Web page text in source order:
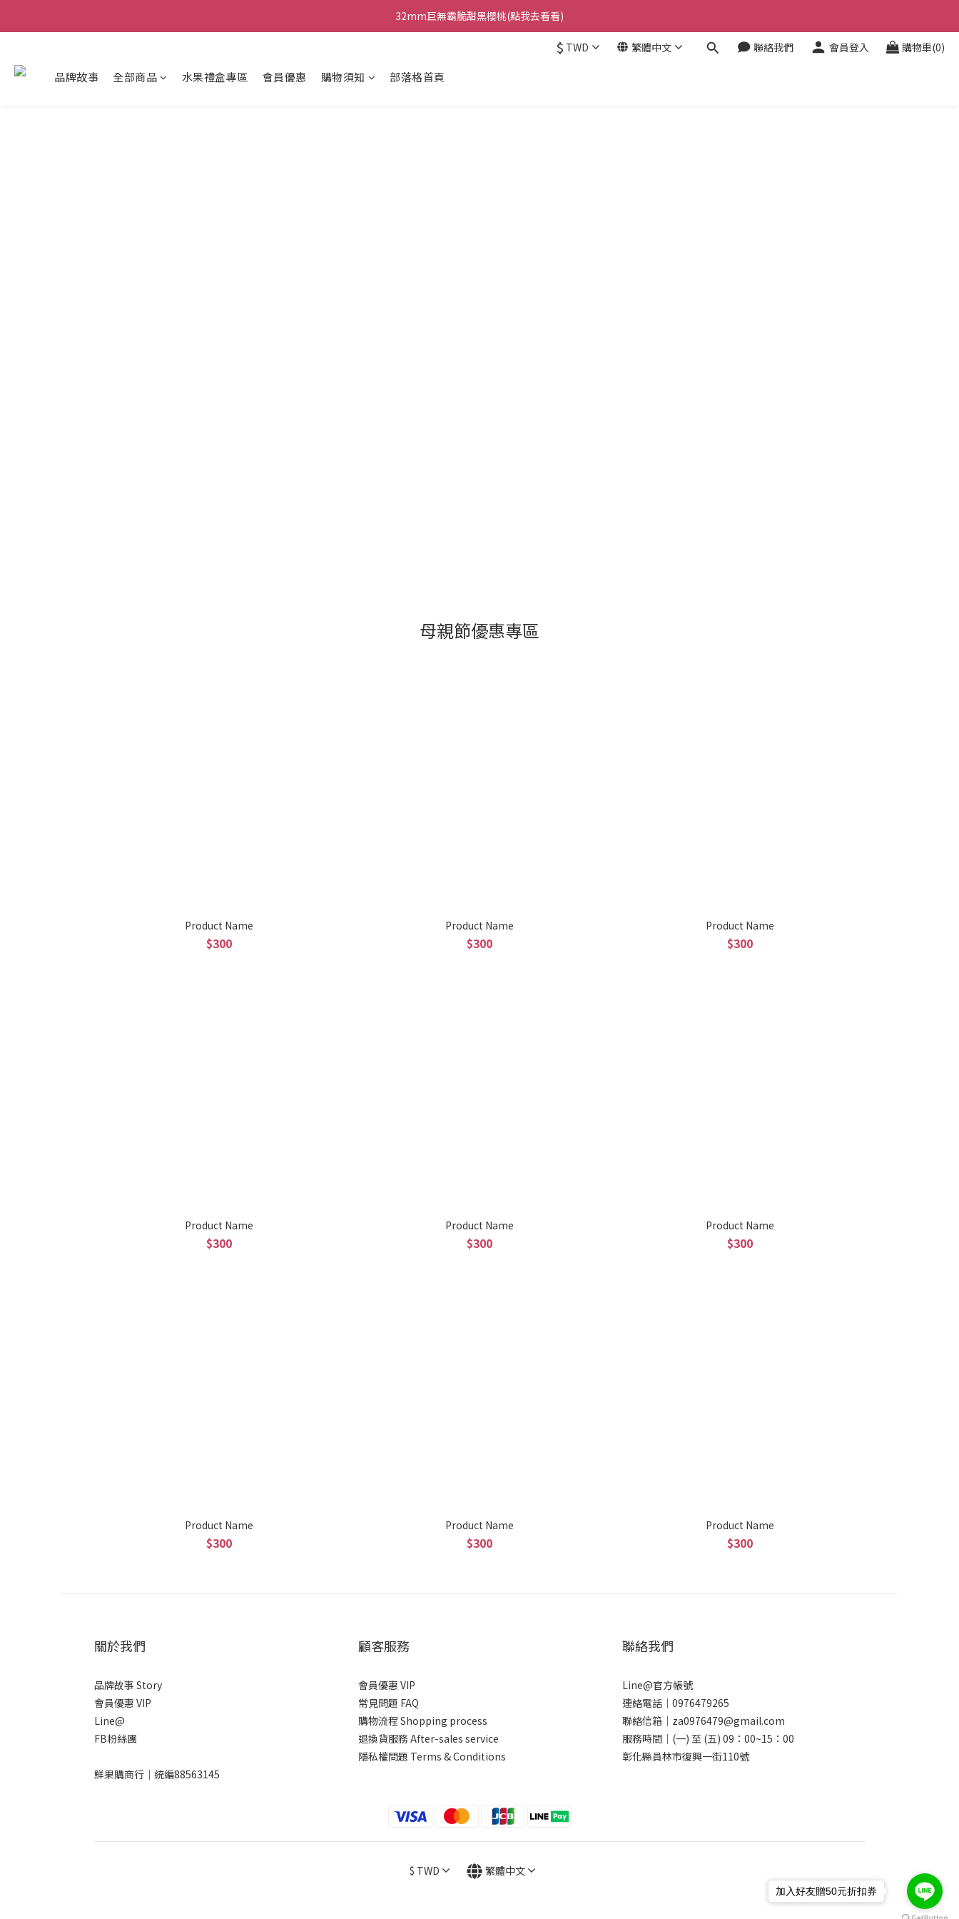
日本巨無霸水蜜桃鮮甜多汁!(點我去看看)
32mm巨無霸脆甜黑櫻桃(點我去看看)
日本巨無霸水蜜桃鮮甜多汁!(點我去看看)
$ TWD 繁體中文 聯絡我們 會員登入 購物車(0)
品牌故事 全部商品 水果禮盒專區 會員優惠 購物須知 部落格首頁
母親節優惠專區
Product Name
$300
Product Name
$300
Product Name
$300
Product Name
$300
Product Name
$300
Product Name
$300
Product Name
$300
Product Name
$300
Product Name
$300
關於我們
品牌故事 Story
會員優惠 VIP
Line@
FB粉絲團
鮮果購商行｜統編88563145
顧客服務
會員優惠 VIP
常見問題 FAQ
購物流程 Shopping process
退換貨服務 After-sales service
隱私權問題 Terms & Conditions
聯絡我們
Line@官方帳號
連絡電話｜0976479265
聯絡信箱｜za0976479@gmail.com
服務時間｜(一) 至 (五) 09：00~15：00
彰化縣員林市復興一街110號
$ TWD 繁體中文
加入好友贈50元折扣券